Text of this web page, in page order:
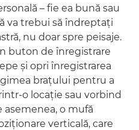
– fie ea bună sau
va trebui să îndreptaţi
nu doar spre peisaje.
buton de înregistrare
şi opri înregistrarea
braţului pentru a
o locaţie sau vorbind
asemenea, o mufă
verticală, care